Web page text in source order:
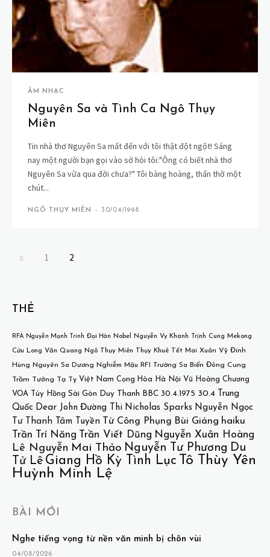
ÂM NHẠC
Nguyên Sa và Tình Ca Ngô Thụy
Miên
Tin nhà thơ Nguyên Sa mất đến với tôi thật đột ngột! Sáng
nay một người bạn gọi vào sở hỏi tôi:"Ông có biết nhà thơ
Nguyên Sa vừa qua đời chưa?" Tôi bàng hoàng, thẩn thờ một
chút...
NGÔ THỤY MIÊN - 30/04/1998
1 2
THẺ
RFA Nguyễn Mạnh Trinh Đại Hàn Nobel Nguyễn Vy Khanh Trịnh Cung Mekong
Cửu Long Văn Quang Ngô Thụy Miên Thụy Khuê Tết Mai Xuân Vỹ Đinh
Hùng Nguyên Sa Dương Nghiễm Mậu RFI Trường Sa Biển Đông Cung
Trầm Tưởng Tạ Tỵ Việt Nam Cọng Hòa Hà Nội Vũ Hoàng Chương
VOA
Túy Hồng Sài Gòn Duy Thanh BBC 30.4.1975 30.4
Trung
Quốc Dear John Đường Thi Nicholas Sparks Nguyễn Ngọc
Tư
Thanh Tâm Tuyền Từ Công Phụng Bùi Giáng haiku
Trần Trí Năng
Trần Viết Dũng Nguyễn Xuân Hoàng
Lê Nguyễn Mai Thảo Nguyễn Tư Phương Du
Tử Lê Giang Hồ Kỳ Tình Lục Tô Thùy Yên
Huỳnh Minh Lệ
BÀI MỚI
Nghe tiếng vọng từ nền văn minh bị chôn vùi
04/08/2026